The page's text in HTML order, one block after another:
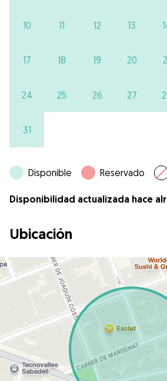
10 11 12 13
17 18 19 20
24 25 26 27
31
Disponible Reservado
Disponibilidad actualizada hace
Ubicación